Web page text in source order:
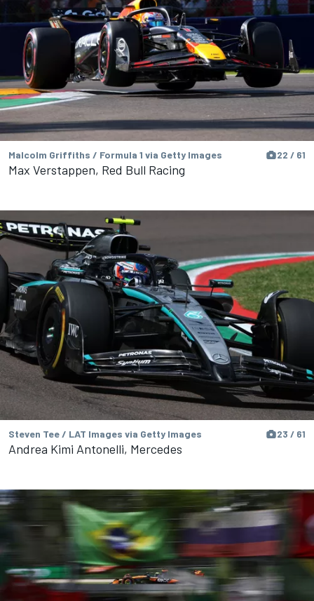
Malcolm Griffiths / Formula 1 via Getty Images 22 / 61
Max Verstappen, Red Bull Racing
Steven Tee / LAT Images via Getty Images 23 / 61
Andrea Kimi Antonelli, Mercedes